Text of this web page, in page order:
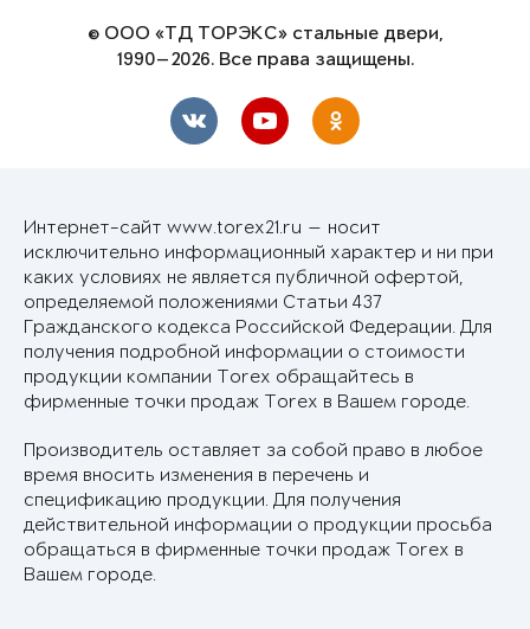
© ООО «ТД ТОРЭКС» стальные двери,
1990—2026. Все права защищены.
Интернет-сайт www.torex21.ru — носит
исключительно информационный характер и ни при
каких условиях не является публичной офертой,
определяемой положениями Статьи 437
Гражданского кодекса Российской Федерации. Для
получения подробной информации о стоимости
продукции компании Torex обращайтесь в
фирменные точки продаж Torex в Вашем городе.
Производитель оставляет за собой право в любое
время вносить изменения в перечень и
спецификацию продукции. Для получения
действительной информации о продукции просьба
обращаться в фирменные точки продаж Torex в
Вашем городе.